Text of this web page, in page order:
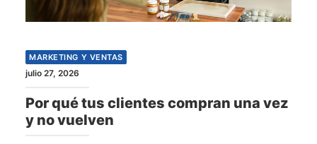
MARKETING Y VENTAS
julio 27, 2026
Por qué tus clientes compran una vez
y no vuelven